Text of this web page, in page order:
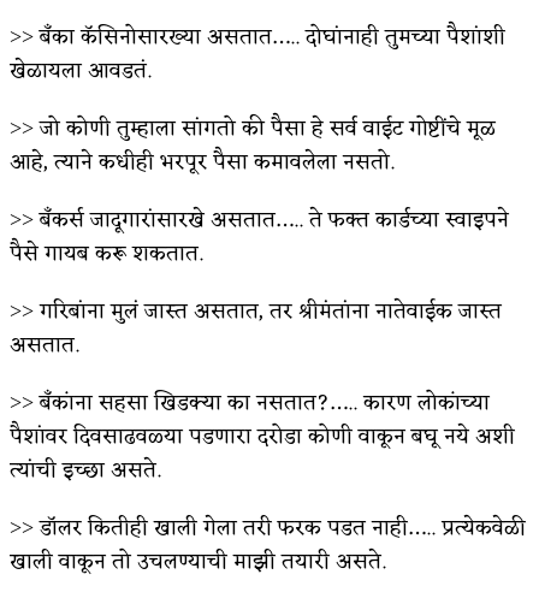
˃˃ बँका कॅसिनोसारख्या असतात….. दोघांनाही तुमच्या पैशांशी
खेळायला आवडतं.
˃˃ जो कोणी तुम्हाला सांगतो की पैसा हे सर्व वाईट गोष्टींचे मूळ
आहे, त्याने कधीही भरपूर पैसा कमावलेला नसतो.
˃˃ बँकर्स जादूगारांसारखे असतात….. ते फक्त कार्डच्या स्वाइपने
पैसे गायब करू शकतात.
˃˃ गरिबांना मुलं जास्त असतात, तर श्रीमंतांना नातेवाईक जास्त
असतात.
˃˃ बँकांना सहसा खिडक्या का नसतात?….. कारण लोकांच्या
पैशांवर दिवसाढवळ्या पडणारा दरोडा कोणी वाकून बघू नये अशी
त्यांची इच्छा असते.
˃˃ डॉलर कितीही खाली गेला तरी फरक पडत नाही….. प्रत्येकवेळी
खाली वाकून तो उचलण्याची माझी तयारी असते.